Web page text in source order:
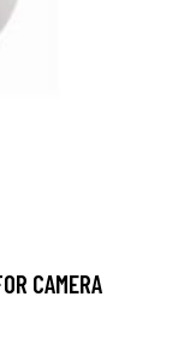
CAMERA